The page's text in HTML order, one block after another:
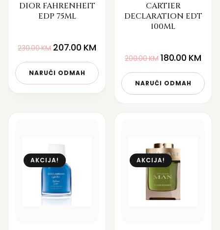
DIOR FAHRENHEIT
EDP 75ML
230.00KM 207.00 KM
NARUČI ODMAH
CARTIER
DECLARATION EDT
100ML
200.00KM 180.00 KM
NARUČI ODMAH
AKCIJA! AKCIJA!